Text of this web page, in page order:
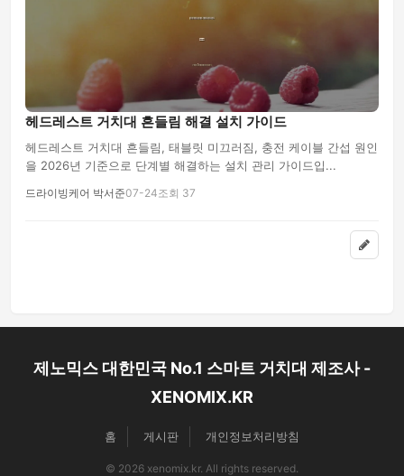
헤드레스트 거치대 흔들림 해결 설치 가이드
헤드레스트 거치대 흔들림, 태블릿 미끄러짐, 충전 케이블 간섭 원인
을 2026년 기준으로 단계별 해결하는 설치 관리 가이드입...
드라이빙케어 박서준07-24조회 37
제노믹스 대한민국 No.1 스마트 거치대 제조사 -
XENOMIX.KR
홈 게시판 개인정보처리방침
© 2026 xenomix.kr. All rights reserved.